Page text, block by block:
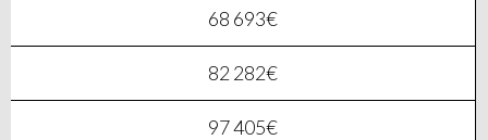
68 693€
82 282€
97 405€